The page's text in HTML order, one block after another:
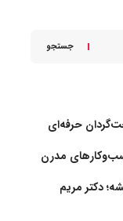
جستجو
حرفه‌ای
مدرن
دکتر مریم